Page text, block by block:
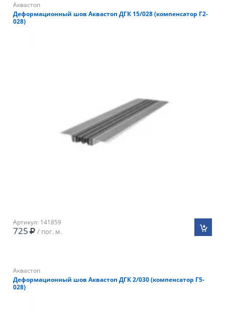
Аквастоп
Деформационный шов Аквастоп ДГК 15/028 (компенсатор Г2-
028)
Артикул: 141859
725 / пог. м.
Аквастоп
Деформационный шов Аквастоп ДГК 2/030 (компенсатор Г5-
028)